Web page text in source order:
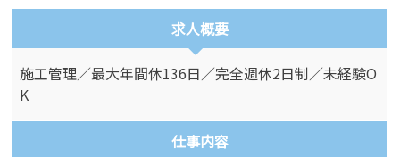
求人概要
施工管理／最大年間休136日／完全週休2日制／未経験O
K
仕事内容